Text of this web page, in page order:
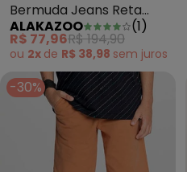
Bermuda Jeans Reta
Menino Detalhe na Barra
Azul
ALAKAZOO (1)
R$ 77,96R$ 194,90
ou 2x de R$ 38,98 sem juros
-30%